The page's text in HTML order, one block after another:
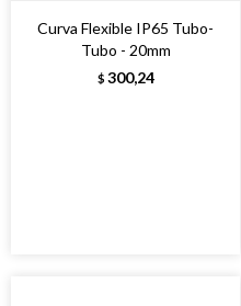
Curva Flexible IP65 Tubo-
Tubo - 20mm
$ 300,24